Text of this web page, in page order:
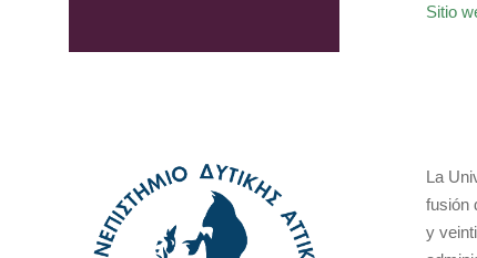
Sitio
La
fusión
y